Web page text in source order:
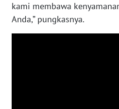
kami membawa
Anda,” pungkasnya.
KARO